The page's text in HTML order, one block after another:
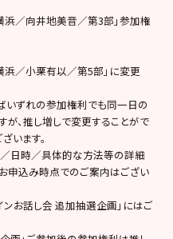
浜／向井地美音／第3部」参加権
浜／小栗有以／第5部」に変更
ずれの参加権利でも同一日の
、推し増しで変更することがで
います。
日時／具体的な方法等の詳細
申込み時点でのご案内はござい
お話し会 追加抽選企画」にはご